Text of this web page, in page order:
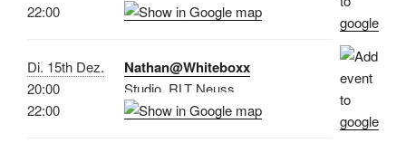
22:00
Di. 15th Dez.
20:00
22:00
Nathan@Whiteboxx
Studio, RLT Neuss